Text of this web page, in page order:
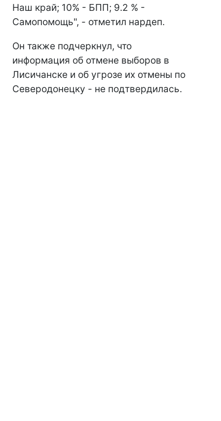
Наш край; 10% - БПП; 9.2 % -
Самопомощь", - отметил нардеп.
Он также подчеркнул, что
информация об отмене выборов в
Лисичанске и об угрозе их отмены по
Северодонецку - не подтвердилась.